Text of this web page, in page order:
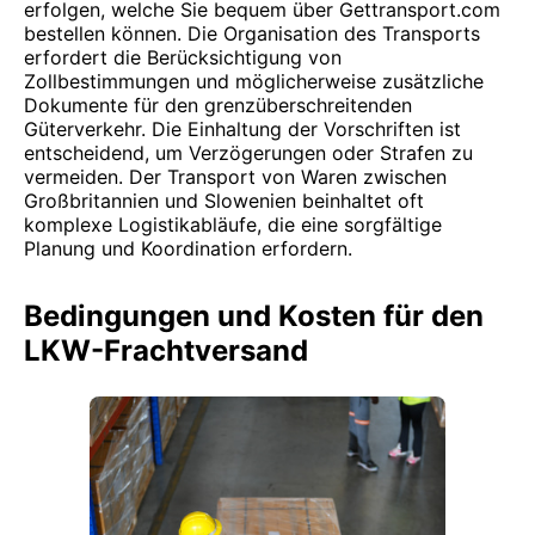
erfolgen, welche Sie bequem über Gettransport.com
bestellen können. Die Organisation des Transports
erfordert die Berücksichtigung von
Zollbestimmungen und möglicherweise zusätzliche
Dokumente für den grenzüberschreitenden
Güterverkehr. Die Einhaltung der Vorschriften ist
entscheidend, um Verzögerungen oder Strafen zu
vermeiden. Der Transport von Waren zwischen
Großbritannien und Slowenien beinhaltet oft
komplexe Logistikabläufe, die eine sorgfältige
Planung und Koordination erfordern.
Bedingungen und Kosten für den
LKW-Frachtversand